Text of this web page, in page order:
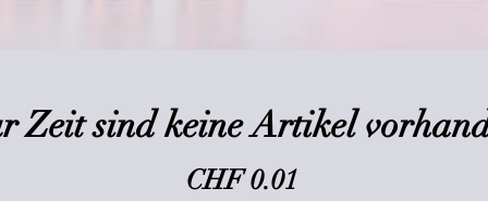
Zeit sind keine Artikel
CHF 0.01Preis